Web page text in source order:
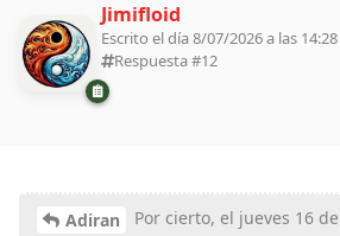
Jimifloid
Escrito el día 8/07/2026 a las 14:28
Respuesta #12
Adiran
Por cierto, el jueves 16